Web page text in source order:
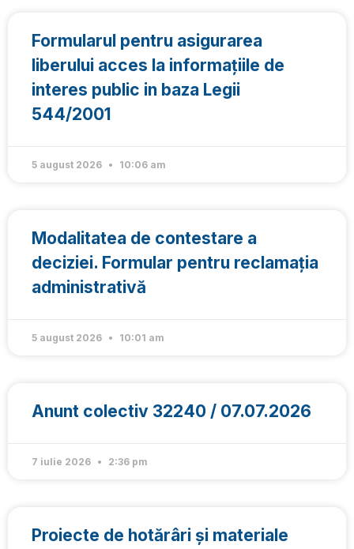
Formularul pentru asigurarea
liberului acces la informaţiile de
interes public in baza Legii
544/2001
5 august 2026 10:06 am
Modalitatea de contestare a
deciziei. Formular pentru reclamația
administrativă
5 august 2026 10:01 am
Anunt colectiv 32240 / 07.07.2026
7 iulie 2026 2:36 pm
Proiecte de hotărâri și materiale